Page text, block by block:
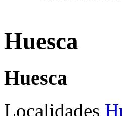
Huesca
Huesca
Localidades